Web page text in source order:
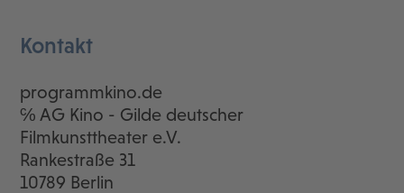
Kontakt
programmkino.de
℅ AG Kino - Gilde deutscher
Filmkunsttheater e.V.
Rankestraße 31
10789 Berlin